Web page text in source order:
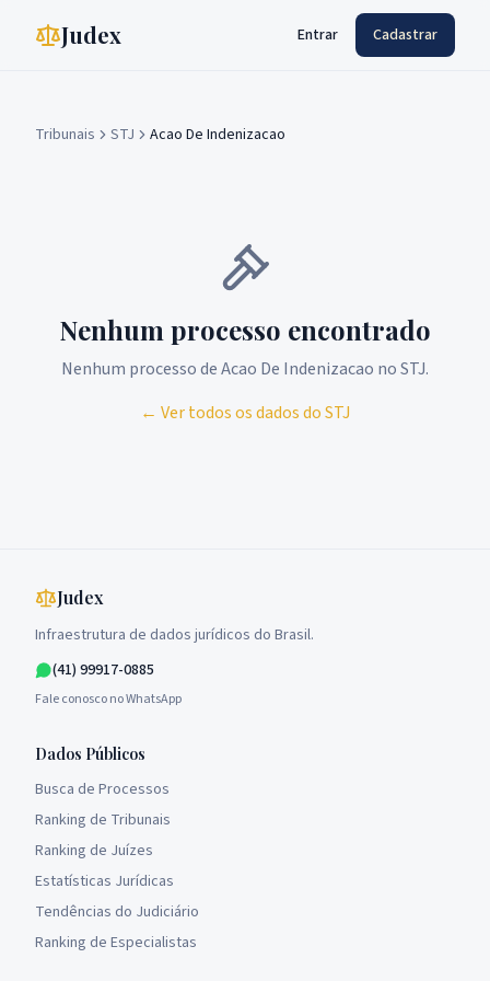
Judex Entrar Cadastrar
Tribunais STJ Acao De Indenizacao
Nenhum processo encontrado
Nenhum processo deAcao De Indenizacao noSTJ.
← Ver todos os dados doSTJ
Judex
Infraestrutura de dados jurídicos do Brasil.
(41) 99917-0885
Fale conosco no WhatsApp
Dados Públicos
Busca de Processos
Ranking de Tribunais
Ranking de Juízes
Estatísticas Jurídicas
Tendências do Judiciário
Ranking de Especialistas